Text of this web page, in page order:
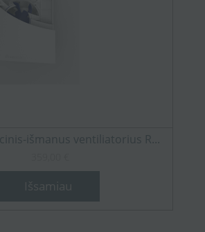
išmanus ventiliatorius R...
Išsamiau